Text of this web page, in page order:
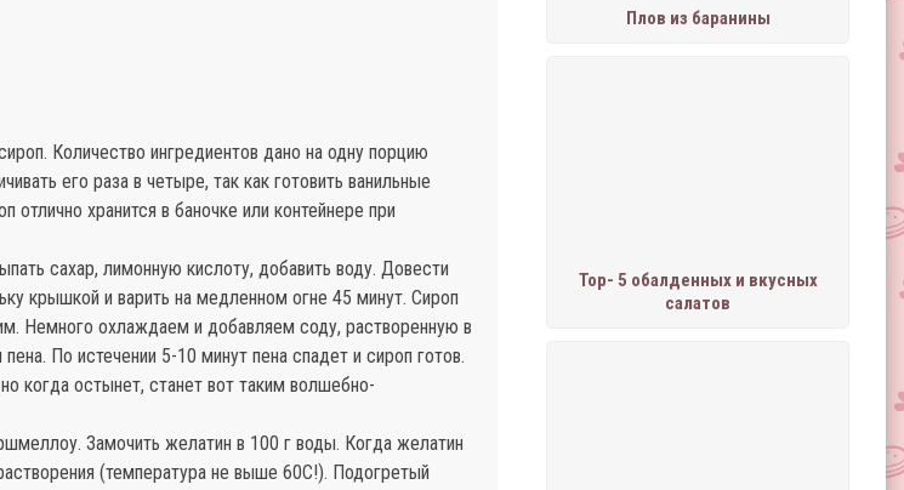
Плов из баранины
Тор- 5 обалденных и вкусных
салатов
Количество ингредиентов дано на одну порцию
его раза в четыре, так как готовить ванильные
отлично хранится в баночке или контейнере при
сахар, лимонную кислоту, добавить воду. Довести
крышкой и варить на медленном огне 45 минут. Сироп
Немного охлаждаем и добавляем соду, растворенную в
По истечении 5-10 минут пена спадет и сироп готов.
когда остынет, станет вот таким волшебно-
Замочить желатин в 100 г воды. Когда желатин
(температура не выше 60С!). Подогретый